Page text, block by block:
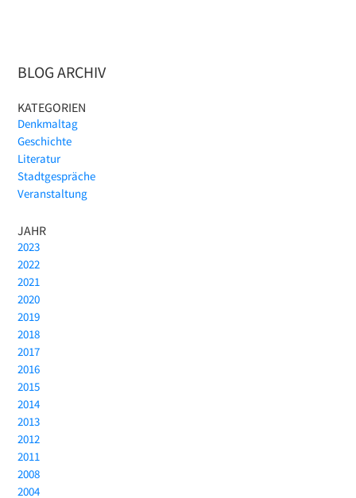
BLOG ARCHIV
KATEGORIEN
Denkmaltag
Geschichte
Literatur
Stadtgespräche
Veranstaltung
JAHR
2023
2022
2021
2020
2019
2018
2017
2016
2015
2014
2013
2012
2011
2008
2004